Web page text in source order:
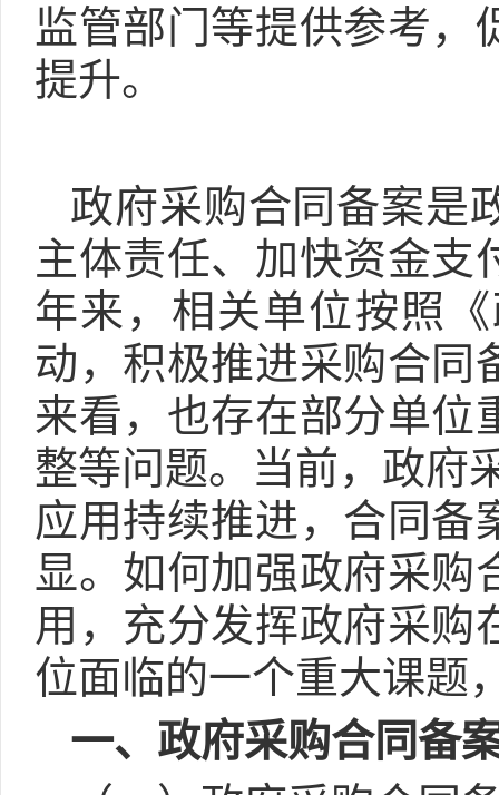
监管部门等提供参考，
提升。
政府采购合同备案是
主体责任、加快资金支
年来，相关单位按照
动，积极推进采购合同
来看，也存在部分单位
整等问题。当前，政府
应用持续推进，合同备
显。如何加强政府采购
用，充分发挥政府采购
位面临的一个重大课题
一、政府采购合同备